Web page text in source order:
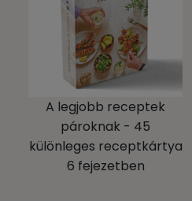
A legjobb receptek
pároknak - 45
különleges receptkártya
6 fejezetben